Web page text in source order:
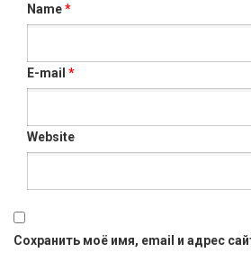
Name*
E-mail *
Website
Сохранить моё имя, email и адрес